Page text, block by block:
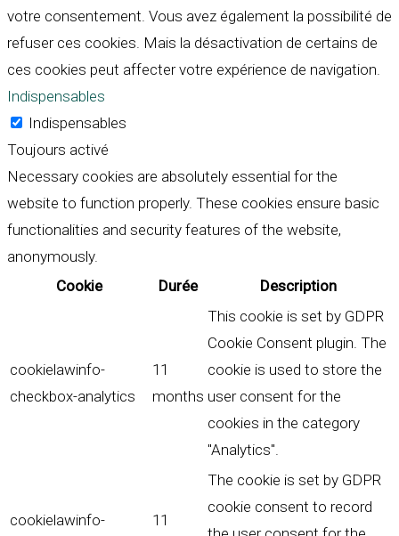
votre consentement. Vous avez également la possibilité de
refuser ces cookies. Mais la désactivation de certains de
ces cookies peut affecter votre expérience de navigation.
Indispensables
Indispensables
Toujours activé
Necessary cookies are absolutely essential for the
website to function properly. These cookies ensure basic
functionalities and security features of the website,
anonymously.
Cookie
Durée Description
cookielawinfo-
checkbox-analytics
11
months
This cookie is set by GDPR
Cookie Consent plugin. The
cookie is used to store the
user consent for the
cookies in the category
"Analytics".
cookielawinfo- 11
The cookie is set by GDPR
cookie consent to record